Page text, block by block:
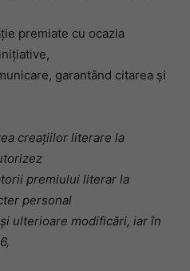
premiate cu ocazia
garantând citarea și
creațiilor literare la
premiului literar la
personal
ulterioare modificări, iar în